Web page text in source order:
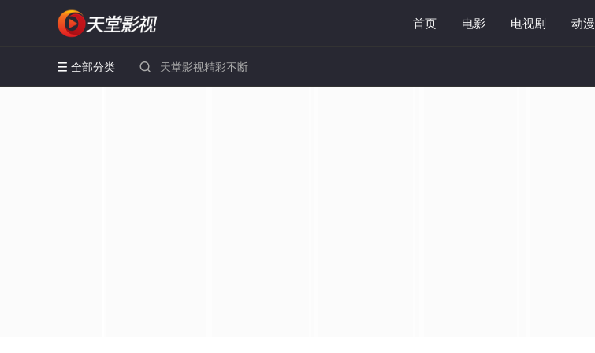
首页 电影 电视剧 动漫
 全部分类 